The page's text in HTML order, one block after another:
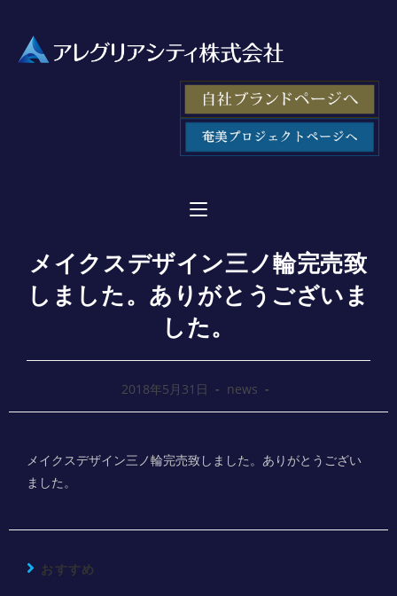
メイクスデザイン三ノ輪完売致
しました。ありがとうございま
した。
2018年5月31日 news
メイクスデザイン三ノ輪完売致しました。ありがとうござい
ました。
おすすめ